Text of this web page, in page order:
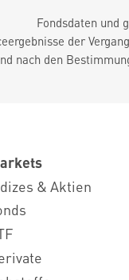
Fondsdaten und
der
nach den
& Aktien